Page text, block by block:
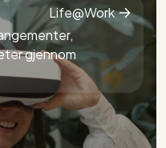
Life@Work
gjennom